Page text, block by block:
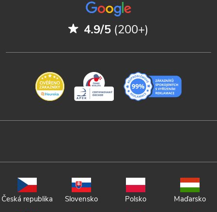
4.9/5 (200+)
Česká republika Slovensko Polsko Maďarsko